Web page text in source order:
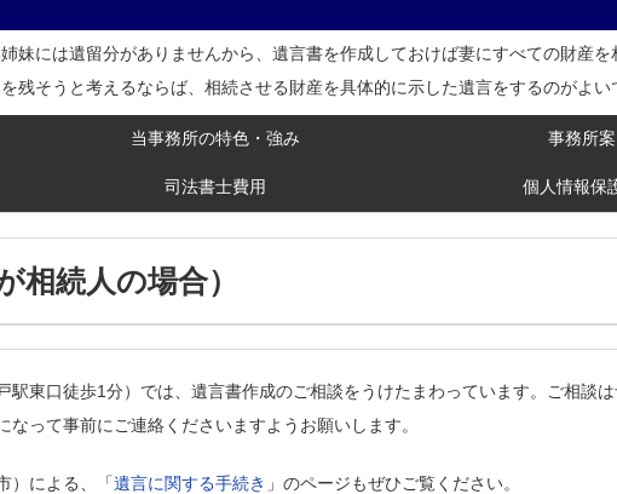
姉妹には遺留分がありませんから、遺言書を作成しておけば妻にすべての財産
残そうと考えるならば、相続させる財産を具体的に示した遺言をするのがよい
当事務所の特色・強み 事務所
司法書士費用 個人情報保
相続人の場合）
東口徒歩1分）では、遺言書作成のご相談をうけたまわっています。ご相談は
なって事前にご連絡くださいますようお願いします。
）による、「遺言に関する手続き 」のページもぜひご覧ください。